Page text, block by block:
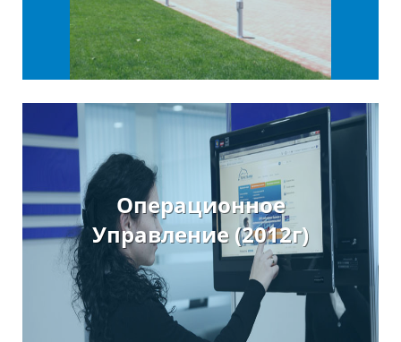
Операционное
Управление (2012г)